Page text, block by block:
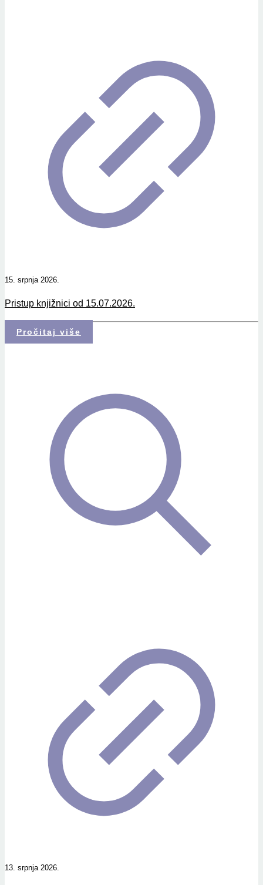
15. srpnja 2026.
Pristup knjižnici od 15.07.2026.
Pročitaj više
13. srpnja 2026.